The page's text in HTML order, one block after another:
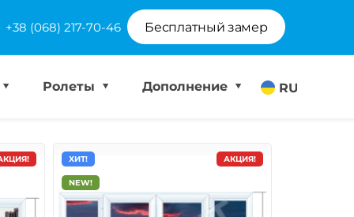
+38 (068) 217-70-46 Бесплатный замер
RU
Ролеты Дополнение
АКЦИЯ!
ХИТ!
NEW!